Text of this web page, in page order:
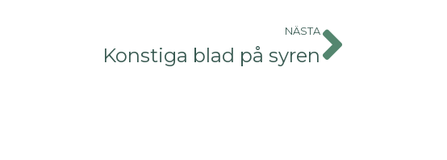
NÄSTA
Konstiga blad på syren